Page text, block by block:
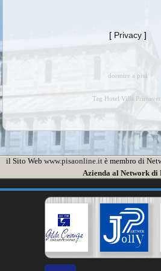
[ Privacy ]
dormire a pisa
Tag Hotel Villa
il Sito Web www.pisaonline.itè membro di
Azienda al Network di